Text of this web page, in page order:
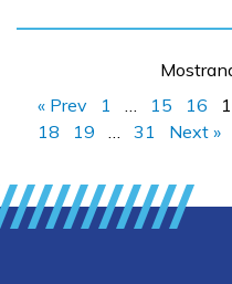
« Prev
1 15 16
18
19 31 Next »